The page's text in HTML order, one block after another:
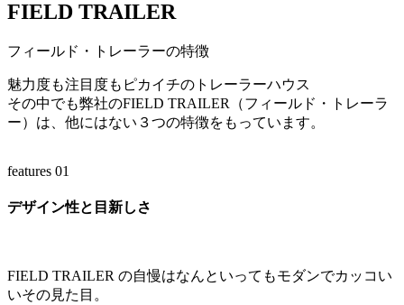
FIELD TRAILER
フィールド・トレーラーの特徴
魅力度も注目度もピカイチのトレーラーハウス
その中でも弊社のFIELD TRAILER（フィールド・トレーラ
ー）は、他にはない３つの特徴をもっています。
features 01
デザイン性と目新しさ
FIELD TRAILER の自慢はなんといってもモダンでカッコい
いその見た目。